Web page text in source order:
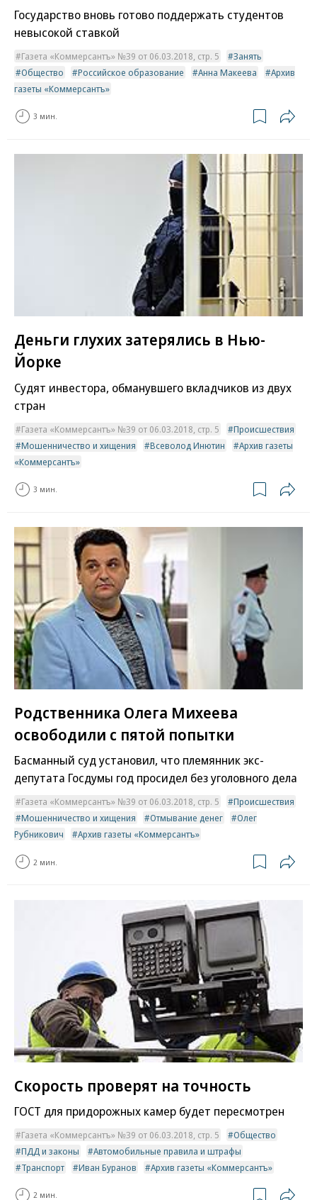
Государство вновь готово поддержать студентов
невысокой ставкой
Газета «Коммерсантъ» №39 от 06.03.2018, стр. 5
Занять
Общество
Российское образование Анна Макеева
Архив
газеты «Коммерсантъ»
3 мин.
Деньги глухих затерялись в Нью-
Йорке
Судят инвестора, обманувшего вкладчиков из двух
стран
Газета «Коммерсантъ» №39 от 06.03.2018, стр. 5
Происшествия
Мошенничество и хищения
Всеволод Инютин
Архив газеты
«Коммерсантъ»
3 мин.
Родственника Олега Михеева
освободили с пятой попытки
Басманный суд установил, что племянник экс-
депутата Госдумы год просидел без уголовного дела
Газета «Коммерсантъ» №39 от 06.03.2018, стр. 5
Происшествия
Мошенничество и хищения
Отмывание денег
Олег
Рубникович
Архив газеты «Коммерсантъ»
2 мин.
Скорость проверят на точность
ГОСТ для придорожных камер будет пересмотрен
Газета «Коммерсантъ» №39 от 06.03.2018, стр. 5
Общество
ПДД и законы
Автомобильные правила и штрафы
Транспорт
Иван Буранов Архив газеты «Коммерсантъ»
2 мин.